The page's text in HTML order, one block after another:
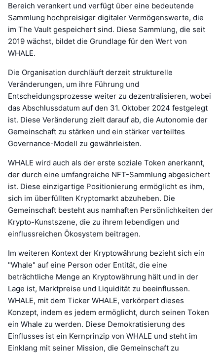
Bereich verankert und verfügt über eine bedeutende
Sammlung hochpreisiger digitaler Vermögenswerte, die
im The Vault gespeichert sind. Diese Sammlung, die seit
2019 wächst, bildet die Grundlage für den Wert von
WHALE.
Die Organisation durchläuft derzeit strukturelle
Veränderungen, um ihre Führung und
Entscheidungsprozesse weiter zu dezentralisieren, wobei
das Abschlussdatum auf den 31. Oktober 2024 festgelegt
ist. Diese Veränderung zielt darauf ab, die Autonomie der
Gemeinschaft zu stärken und ein stärker verteiltes
Governance-Modell zu gewährleisten.
WHALE wird auch als der erste soziale Token anerkannt,
der durch eine umfangreiche NFT-Sammlung abgesichert
ist. Diese einzigartige Positionierung ermöglicht es ihm,
sich im überfüllten Kryptomarkt abzuheben. Die
Gemeinschaft besteht aus namhaften Persönlichkeiten der
Krypto-Kunstszene, die zu ihrem lebendigen und
einflussreichen Ökosystem beitragen.
Im weiteren Kontext der Kryptowährung bezieht sich ein
"Whale" auf eine Person oder Entität, die eine
beträchtliche Menge an Kryptowährung hält und in der
Lage ist, Marktpreise und Liquidität zu beeinflussen.
WHALE, mit dem Ticker WHALE, verkörpert dieses
Konzept, indem es jedem ermöglicht, durch seinen Token
ein Whale zu werden. Diese Demokratisierung des
Einflusses ist ein Kernprinzip von WHALE und steht im
Einklang mit seiner Mission, die Gemeinschaft zu